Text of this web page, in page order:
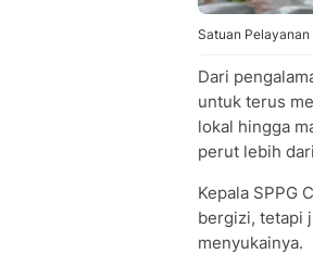
Satuan Pelayanan
Dari
untuk terus
lokal hingga
perut lebih
Kepala SPPG
bergizi, tetapi
menyukainya.